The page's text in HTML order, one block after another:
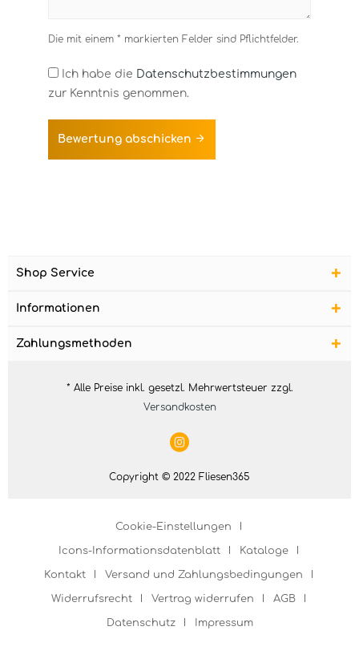
Die mit einem * markierten Felder sind Pflichtfelder.
Ich habe die Datenschutzbestimmungen
zur Kenntnis genommen.
Bewertung abschicken
Shop Service
Informationen
Zahlungsmethoden
* Alle Preise inkl. gesetzl. Mehrwertsteuer zzgl.
Versandkosten
Copyright © 2022 Fliesen365
Cookie-Einstellungen
Icons-Informationsdatenblatt Kataloge
Kontakt Versand und Zahlungsbedingungen
Widerrufsrecht Vertrag widerrufen AGB
Datenschutz Impressum